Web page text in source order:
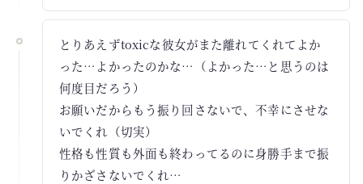
とりあえずtoxicな彼女がまた離れてくれてよか
った…よかったのかな…（よかった…と思うのは
何度目だろう）
お願いだからもう振り回さないで、不幸にさせな
いでくれ（切実）
性格も性質も外面も終わってるのに身勝手まで振
りかざさないでくれ…